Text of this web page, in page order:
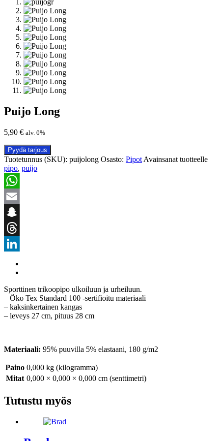
Puijo Long
5,90 € alv. 0%
Pyydä tarjous
Tuotetunnus (SKU): puijolong Osasto: Pipot Avainsanat tuotteelle
pipo, puijo
WhatsApp
Email
Snapchat
Threads
Sporttinen trikoopipo ulkoiluun ja urheiluun.
– Öko Tex Standard 100 -sertifioitu materiaali
– kaksinkertainen kangas
– leveys 27 cm, pituus 28 cm
Materiaali: 95% puuvilla 5% elastaani, 180 g/m2
Paino 0,000 kg (kilogramma)
Mitat 0,000 × 0,000 × 0,000 cm (senttimetri)
Tutustu myös